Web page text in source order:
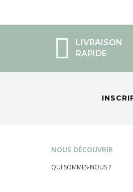
LIVRAISON
RAPIDE
NOUS DÉCOUVRIR
QUI SOMMES-NOUS ?